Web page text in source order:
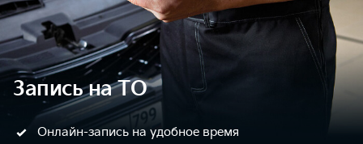
Приложение Kia
Информация о вашем автомобиле